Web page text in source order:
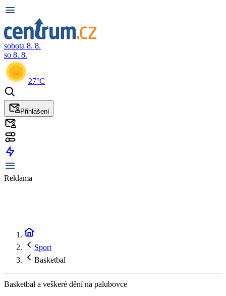
sobota 8. 8.
so 8. 8.
27°C
Přihlášení
Reklama
Sport
Basketbal
Basketbal a veškeré dění na palubovce